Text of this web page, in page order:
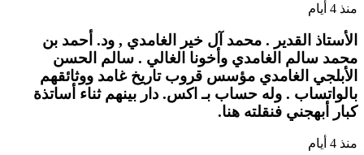
منذ 4 أيام
الأستاذ القدير . محمد آل خير الغامدي , ود. أحمد بن
محمد سالم الغامدي وأخونا الغالي . سالم الحسن
الأبلجي الغامدي مؤسس قروب تاريخ غامد ووثائقهم
بالواتساب . وله حساب بـ اكس. دار بينهم ثناء أساتذة
كبار أبهجني فنقلته هنا.
منذ 4 أيام